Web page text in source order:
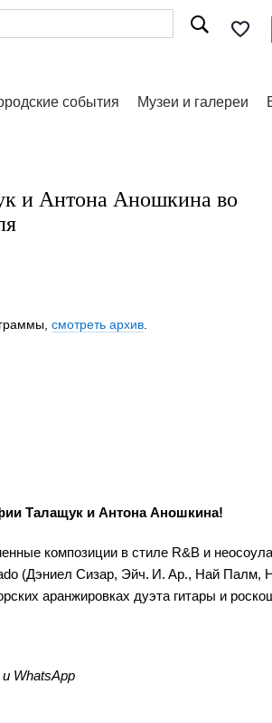
события Музеи и галереи
и Антона Аношкина во
смотреть архив
Талащук и Антона Аношкина!
композиции в стиле R&B и
(Дэниел Сизар, Эйч. И. Ар., Най Палм,
аранжировках дуэта гитары и
WhatsApp